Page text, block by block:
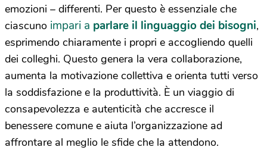
emozioni – differenti. Per questo è essenziale che
ciascuno impari a parlare il linguaggio dei bisogni,
esprimendo chiaramente i propri e accogliendo quelli
dei colleghi. Questo genera la vera collaborazione,
aumenta la motivazione collettiva e orienta tutti verso
la soddisfazione e la produttività. È un viaggio di
consapevolezza e autenticità che accresce il
benessere comune e aiuta l’organizzazione ad
affrontare al meglio le sfide che la attendono.